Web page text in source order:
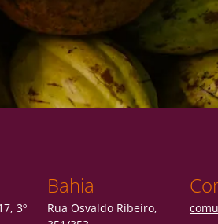
3º
Bahia
Rua Osvaldo Ribeiro,